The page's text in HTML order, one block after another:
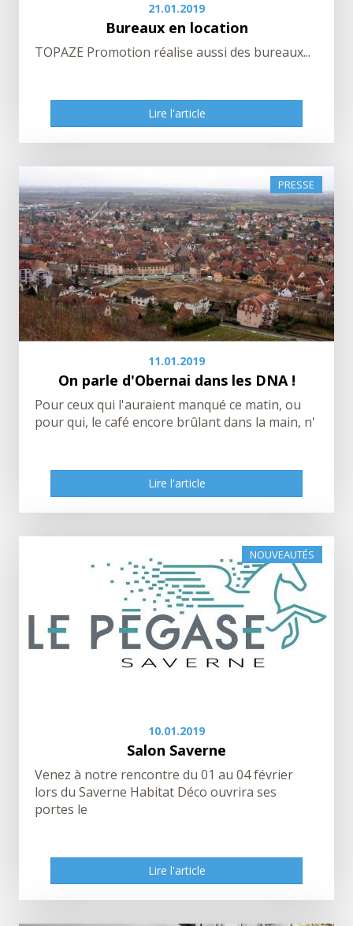
21.01.2019
Bureaux en location
TOPAZE Promotion réalise aussi des bureaux...
Lire l'article
PRESSE
11.01.2019
On parle d'Obernai dans les DNA !
Pour ceux qui l'auraient manqué ce matin, ou
pour qui, le café encore brûlant dans la main, n'
Lire l'article
Lire l'article
NOUVEAUTÉS
10.01.2019
Salon Saverne
Venez à notre rencontre du 01 au 04 février
lors du Saverne Habitat Déco ouvrira ses
portes le
Lire l'article
Lire l'article